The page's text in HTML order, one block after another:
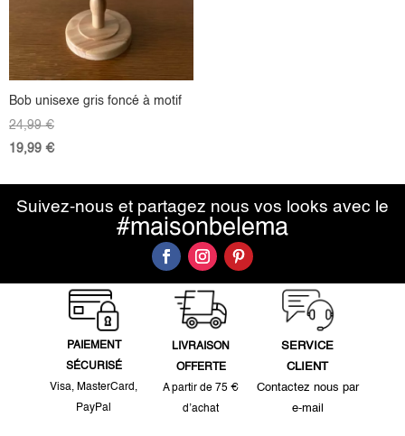
Bob unisexe gris foncé à motif
24,99€
19,99 €
Suivez-nous et partagez nous vos looks avec le
#maisonbelema
PAIEMENT
SÉCURISÉ
Visa, MasterCard,
PayPal
LIVRAISON
OFFERTE
A partir de 75 €
d’achat
SERVICE
CLIENT
Contactez nous par
e-mail